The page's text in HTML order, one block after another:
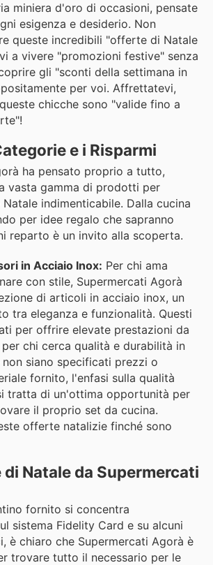
miniera d'oro di occasioni, pensate
esigenza e desiderio. Non
queste incredibili "offerte di Natale
a vivere "promozioni festive" senza
gli "sconti della settimana in
per voi. Affrettatevi,
chicche sono "valide fino a
e i Risparmi
ha pensato proprio a tutto,
vasta gamma di prodotti per
indimenticabile. Dalla cucina
per idee regalo che sapranno
reparto è un invito alla scoperta.
in Acciaio Inox: Per chi ama
con stile, Supermercati Agorà
di articoli in acciaio inox, un
tra eleganza e funzionalità. Questi
per offrire elevate prestazioni da
chi cerca qualità e durabilità in
non siano specificati prezzi o
fornito, l'enfasi sulla qualità
tratta di un'ottima opportunità per
il proprio set da cucina.
offerte natalizie finché sono
Natale da Supermercati
fornito si concentra
sistema Fidelity Card e su alcuni
è chiaro che Supermercati Agorà è
trovare tutto il necessario per le